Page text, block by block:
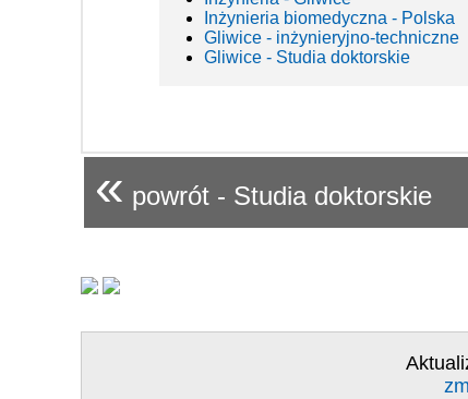
Inżynieria biomedyczna - Polska
Gliwice - inżynieryjno-techniczne
Gliwice - Studia doktorskie
« powrót - Studia doktorskie